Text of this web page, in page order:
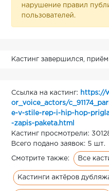
нарушение правил
пользователей.
Кастинг завершился,
Ссылка на кастинг: https://
or_voice_actors/
e-v-stile-rep-i-hip-hop-
-zapis-paketa.html
Кастинг просмотрели:
Всего подано заявок: 5 шт.
Смотрите также: Все
Кастинги актёров